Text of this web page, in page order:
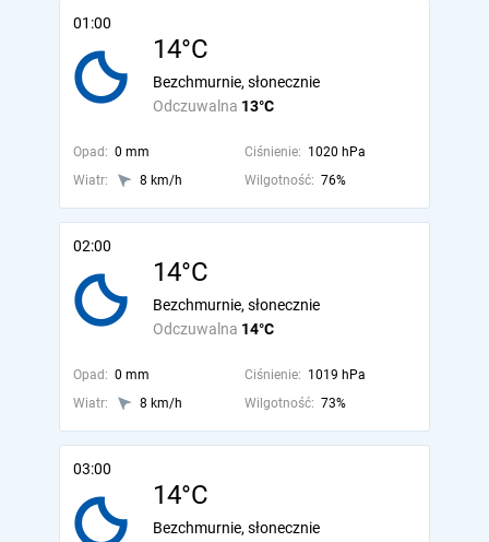
01:00
14°C
Odczuwalna 13°C
Bezchmurnie, słonecznie
Opad: 0 mm Ciśnienie: 1020 hPa
Wiatr:
8 km/h Wilgotność: 76%
02:00
14°C
Odczuwalna 14°C
Bezchmurnie, słonecznie
Opad: 0 mm Ciśnienie: 1019 hPa
Wiatr:
8 km/h Wilgotność: 73%
03:00
14°C
Bezchmurnie, słonecznie